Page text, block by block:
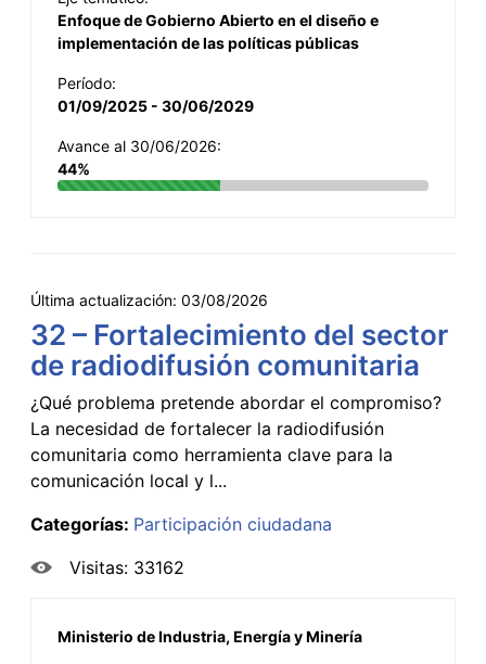
Enfoque de Gobierno Abierto en el diseño e
implementación de las políticas públicas
Período:
01/09/2025 - 30/06/2029
Avance al 30/06/2026:
44%
Última actualización: 03/08/2026
32 – Fortalecimiento del sector
de radiodifusión comunitaria
¿Qué problema pretende abordar el compromiso?
La necesidad de fortalecer la radiodifusión
comunitaria como herramienta clave para la
comunicación local y l...
Categorías: Participación ciudadana
Visitas: 33162
Ministerio de Industria, Energía y Minería